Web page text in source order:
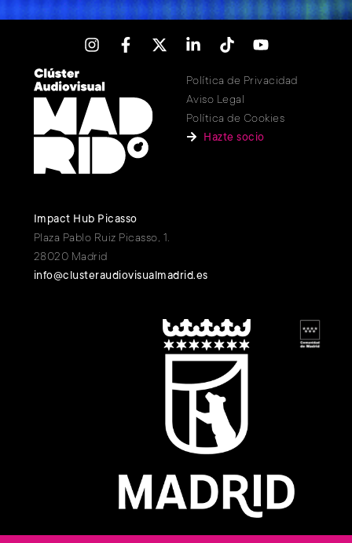
Política de Privacidad
Aviso Legal
Política de Cookies
Hazte socio
Impact Hub Picasso
Plaza Pablo Ruiz Picasso, 1.
28020 Madrid
info@clusteraudiovisualmadrid.es